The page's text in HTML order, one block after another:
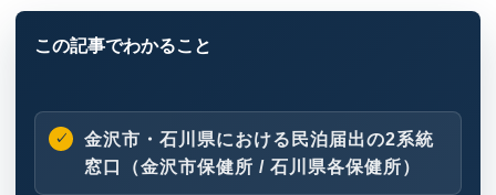
金沢市・石川県における民泊届出の2系統
窓口（金沢市保健所 / 石川県各保健所）